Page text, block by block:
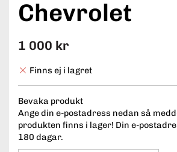
Chevrolet
1 000 kr
Finns ej i lagret
Bevaka produkt
Ange din e-postadress nedan så
produkten finns i lager! Din e-
180 dagar.